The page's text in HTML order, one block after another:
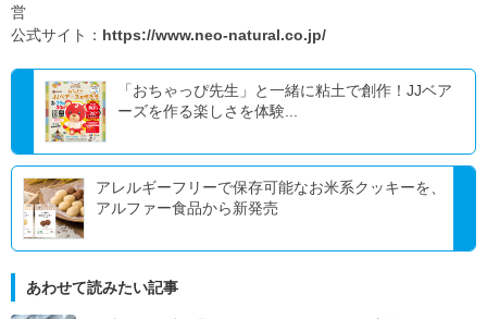
営
公式サイト： https://www.neo-natural.co.jp/
「おちゃっぴ先生」と一緒に粘土で創作！JJベア
ーズを作る楽しさを体験...
アレルギーフリーで保存可能なお米系クッキーを、
アルファー食品から新発売
あわせて読みたい記事